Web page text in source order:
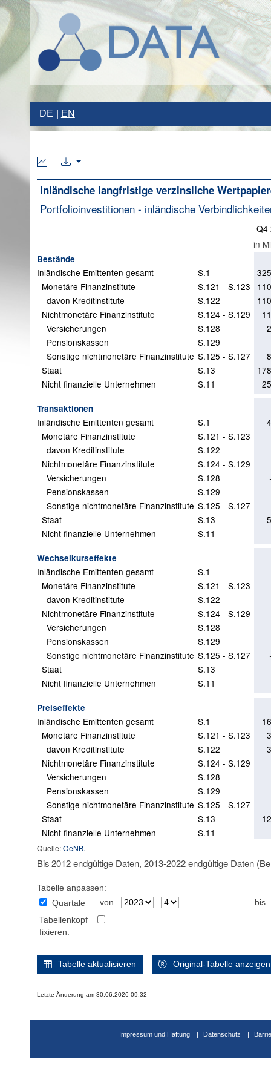
DE EN
Inländische langfristige verzinsliche
Portfolioinvestitionen - inländische
Q4
in
Bestände
Inländische Emittenten gesamt S.1
Monetäre Finanzinstitute
S.121 - S.123
davon Kreditinstitute
S.122
Nichtmonetäre Finanzinstitute
S.124 - S.129
Versicherungen
S.128
Pensionskassen
S.129
Sonstige nichtmonetäre Finanzinstitute S.125 - S.127
Staat
S.13
Nicht finanzielle Unternehmen
S.11
Transaktionen
Inländische Emittenten gesamt S.1
Monetäre Finanzinstitute
S.121 - S.123
davon Kreditinstitute
S.122
Nichtmonetäre Finanzinstitute
S.124 - S.129
Versicherungen
S.128
Pensionskassen
S.129
Sonstige nichtmonetäre Finanzinstitute S.125 - S.127
Staat
S.13
Nicht finanzielle Unternehmen
S.11
Wechselkurseffekte
Inländische Emittenten gesamt S.1
Monetäre Finanzinstitute
S.121 - S.123
davon Kreditinstitute
S.122
Nichtmonetäre Finanzinstitute
S.124 - S.129
Versicherungen
S.128
Pensionskassen
S.129
Sonstige nichtmonetäre Finanzinstitute S.125 - S.127
Staat
S.13
Nicht finanzielle Unternehmen
S.11
Preiseffekte
Inländische Emittenten gesamt S.1
Monetäre Finanzinstitute
S.121 - S.123
davon Kreditinstitute
S.122
Nichtmonetäre Finanzinstitute
S.124 - S.129
Versicherungen
S.128
Pensionskassen
S.129
Sonstige nichtmonetäre Finanzinstitute S.125 - S.127
Staat
S.13
Nicht finanzielle Unternehmen
S.11
Quelle:OeNB.
Bis 2012 endgültige Daten, 2013-2022 endgültige Daten
Tabelle anpassen:
Quartale
von
bis
Tabellenkopf
fixieren:
Tabelle aktualisieren Original-Tabelle anzeigen
Letzte Änderung am 30.06.2026 09:32
Impressum und Haftung Datenschutz